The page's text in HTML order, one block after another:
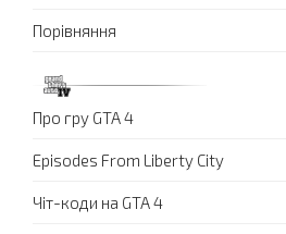
Порівняння
Про гру GTA 4
Episodes From Liberty City
Чіт-коди на GTA 4